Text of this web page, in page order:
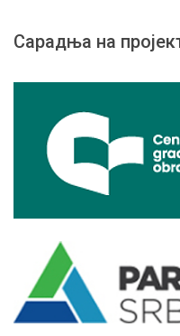
Сарадња на